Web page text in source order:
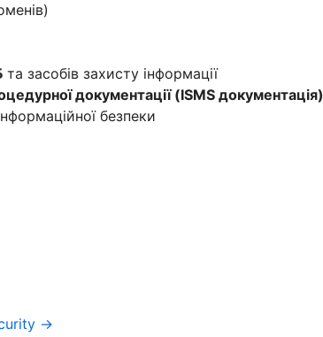
та засобів захисту інформації
документації (ISMS документація)
безпеки
→